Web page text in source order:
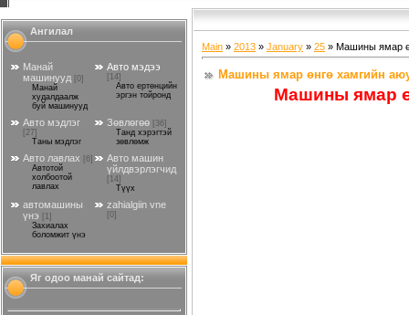
Ангилал
Манай
машинууд [0]
Манай
худалдаалж
буй машинууд
Авто мэдээ
[14]
Авто ертөнцийн
эргэн тойронд
Авто мэдлэг
[27]
Таны мэдлэг
Зөвлөгөө
[36]
Танд хэрэгтэй
зөвлөмж
Авто лавлах
[6]
Автотой
холбоотой
лавлах
Авто машин
үйлдвэрлэгчид
[14]
Түүх
автомашины
үнэ
[1]
Захиалах
боломжит үнэ
zahialgiin vne
[0]
Яг одоо манай сайтад:
Main » 2013 » January » 25 » Машины ямар
Машины ямар өнгө хамгийн
Машины ямар